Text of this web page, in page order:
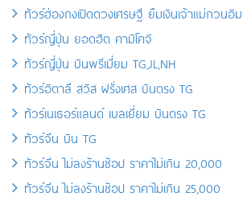
ทัวร์ฮ่องกงเปิดดวงเศรษฐี ยืมเงินเจ้าแม่กวนอิ
ทัวร์ญี่ปุ่น ยอดฮิต คามิโคจิ
ทัวร์ญี่ปุ่น บินพรีเมี่ยม TG,JL,NH
ทัวร์อิตาลี สวิส ฝรั่งเศส บินตรง TG
ทัวร์เนเธอร์แลนด์ เบลเยี่ยม บินตรง TG
ทัวร์จีน บิน TG
ทัวร์จีน ไม่ลงร้านช้อป ราคาไม่เกิน 20,000
ทัวร์จีน ไม่ลงร้านช้อป ราคาไม่เกิน 25,000